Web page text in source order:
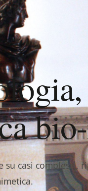
su casi complessi,